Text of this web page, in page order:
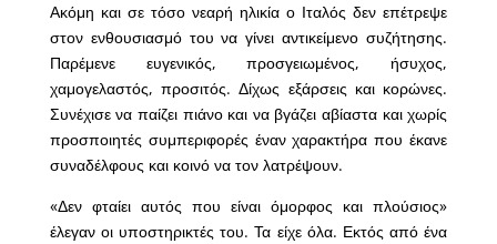
Ακόμη και σε τόσο νεαρή ηλικία ο Ιταλός δεν επέτρεψε
στον ενθουσιασμό του να γίνει αντικείμενο συζήτησης.
Παρέμενε ευγενικός, προσγειωμένος, ήσυχος,
χαμογελαστός, προσιτός. Δίχως εξάρσεις και κορώνες.
Συνέχισε να παίζει πιάνο και να βγάζει αβίαστα και χωρίς
προσποιητές συμπεριφορές έναν χαρακτήρα που έκανε
συναδέλφους και κοινό να τον λατρέψουν.
«Δεν φταίει αυτός που είναι όμορφος και πλούσιος»
έλεγαν οι υποστηρικτές του. Τα είχε όλα. Εκτός από ένα